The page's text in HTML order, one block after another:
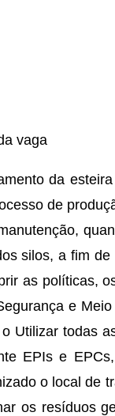
vaga
da
de
silos, a fim
as políticas,
e
Utilizar todas
EPIs e
o local de
os resíduos